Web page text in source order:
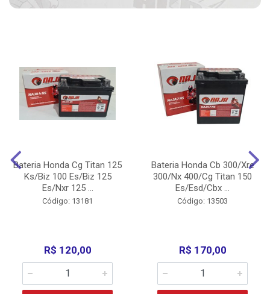
Bateria Honda Cg Titan 125
Ks/Biz 100 Es/Biz 125
Es/Nxr 125 ...
Código: 13181
R$ 120,00
Bateria Honda Cb 300/Xre
300/Nx 400/Cg Titan 150
Es/Esd/Cbx ...
Código: 13503
R$ 170,00